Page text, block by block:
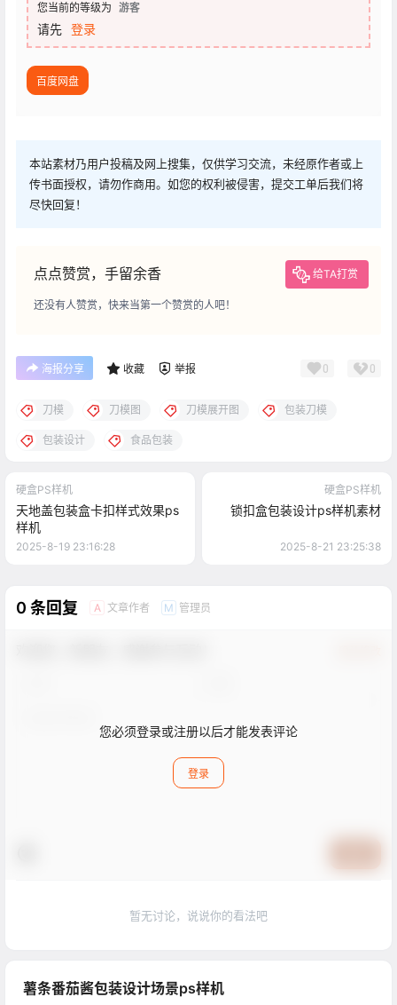
您当前的等级为 游客
请先 登录
百度网盘
本站素材乃用户投稿及网上搜集，仅供学习交流，未经原作者或上
传书面授权，请勿作商用。如您的权利被侵害，提交工单后我们将
尽快回复！
点点赞赏，手留余香 给TA打赏
还没有人赞赏，快来当第一个赞赏的人吧！
海报分享 收藏 举报 0 0
刀模 刀模图 刀模展开图 包装刀模
包装设计 食品包装
硬盒PS样机
天地盖包装盒卡扣样式效果ps
样机
2025-8-19 23:16:28
硬盒PS样机
锁扣盒包装设计ps样机素材
2025-8-21 23:25:38
0 条回复 A 文章作者 M 管理员
您必须登录或注册以后才能发表评论
登录
暂无讨论，说说你的看法吧
薯条番茄酱包装设计场景ps样机